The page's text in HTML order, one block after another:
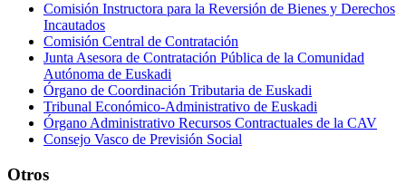
Comisión Instructora para la Reversión de Bienes y Derechos
Incautados
Comisión Central de Contratación
Junta Asesora de Contratación Pública de la Comunidad
Autónoma de Euskadi
Órgano de Coordinación Tributaria de Euskadi
Tribunal Económico-Administrativo de Euskadi
Órgano Administrativo Recursos Contractuales de la CAV
Consejo Vasco de Previsión Social
Otros